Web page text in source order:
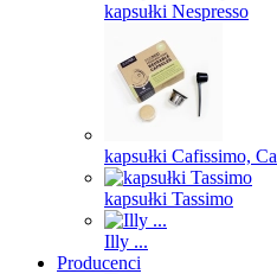
kapsułki Nespresso
kapsułki Cafissimo,
kapsułki Tassimo
Illy ...
Producenci